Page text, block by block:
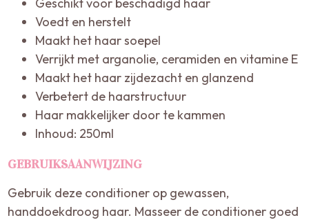
Voedt en herstelt
Maakt het haar soepel
Verrijkt met arganolie, ceramiden en vitamine E
Maakt het haar zijdezacht en glanzend
Verbetert de haarstructuur
Haar makkelijker door te kammen
Inhoud: 250ml
GEBRUIKSAANWIJZING
Gebruik deze conditioner op gewassen,
handdoekdroog haar. Masseer de conditioner goed